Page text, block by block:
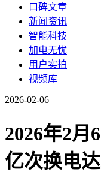
口碑文章
新闻资讯
智能科技
加电无忧
用户实拍
视频库
2026-02-06
2026年2月
亿次换电达